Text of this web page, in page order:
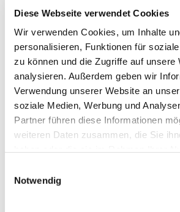
Diese Webseite verwendet Cookies
Wir verwenden Cookies, um Inhalte
personalisieren, Funktionen für
zu können und die Zugriffe auf unsere
analysieren. Außerdem geben wir
Verwendung unserer Website an
soziale Medien, Werbung und
Partner führen diese Informationen
weiteren Daten zusammen, die Sie
Notwendig